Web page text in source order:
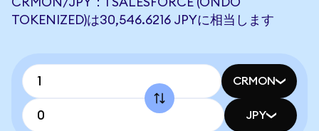
TOKENIZED)は30,546.6216 JPYに相当します
CRMON
JPY